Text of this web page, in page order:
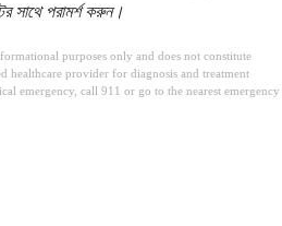
সাথে পরামর্শ করুন।
purposes only and does not constitute
healthcare provider for diagnosis and treatment
emergency, call 911 or go to the nearest emergency